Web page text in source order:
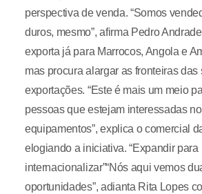
perspectiva de venda. “Somos
duros, mesmo”, afirma Pedro
exporta já para Marrocos, Angola e
mas procura alargar as fronteiras das
exportações. “Este é mais um meio
pessoas que estejam interessadas
equipamentos”, explica o comercial
elogiando a iniciativa. “Expandir para
internacionalizar”“Nós aqui vemos
oportunidades”, adianta Rita Lopes